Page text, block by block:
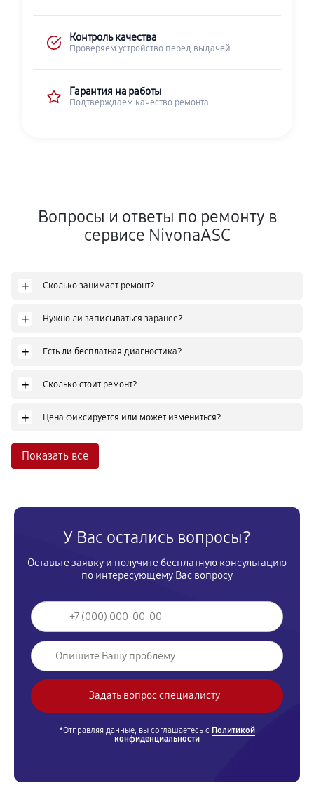
Контроль качества
Проверяем устройство перед выдачей
Гарантия на работы
Подтверждаем качество ремонта
Вопросы и ответы по ремонту в
сервисе NivonaASC
+ Сколько занимает ремонт?
+ Нужно ли записываться заранее?
+ Есть ли бесплатная диагностика?
+ Сколько стоит ремонт?
+ Цена фиксируется или может измениться?
Показать все
У Вас остались вопросы?
Оставьте заявку и получите бесплатную консультацию
по интересующему Вас вопросу
*Отправляя данные, вы соглашаетесь с Политикой
конфиденциальности